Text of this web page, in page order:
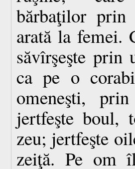
bărbaţilor
arată la femei.
săvîrşeşte
ca pe o
omeneşti,
jertfeşte boul,
zeu; jertfeşte
zeiţă. Pe om